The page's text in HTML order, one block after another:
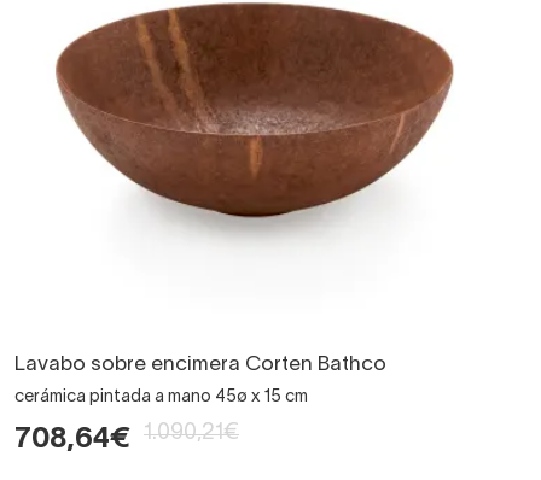
Lavabo sobre encimera Corten Bathco
cerámica pintada a mano 45ø x 15 cm
708,64€ 1.090,21€